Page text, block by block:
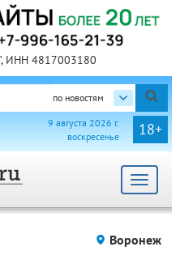
ИНН 4817003180
по новостям
18+
9 августа 2026 г.
воскресенье
Toggle
Воронеж